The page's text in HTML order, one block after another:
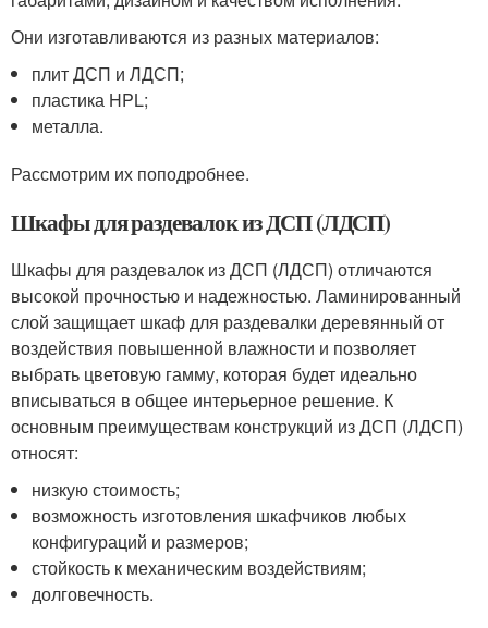
Они изготавливаются из разных материалов:
плит ДСП и ЛДСП;
пластика HPL;
металла.
Рассмотрим их поподробнее.
Шкафы для раздевалок из ДСП (ЛДСП)
Шкафы для раздевалок из ДСП (ЛДСП) отличаются
высокой прочностью и надежностью. Ламинированный
слой защищает шкаф для раздевалки деревянный от
воздействия повышенной влажности и позволяет
выбрать цветовую гамму, которая будет идеально
вписываться в общее интерьерное решение. К
основным преимуществам конструкций из ДСП (ЛДСП)
относят:
низкую стоимость;
возможность изготовления шкафчиков любых
конфигураций и размеров;
стойкость к механическим воздействиям;
долговечность.